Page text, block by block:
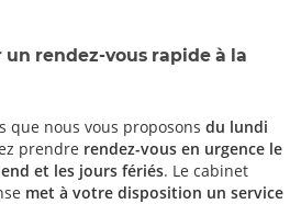
rendez-vous rapide à la
que nous vous proposons du lundi
prendre rendez-vous en urgence le
et les jours fériés. Le cabinet
met à votre disposition un service